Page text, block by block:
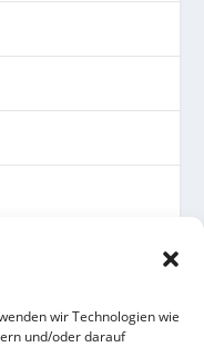
wir Technologien wie
und/oder darauf